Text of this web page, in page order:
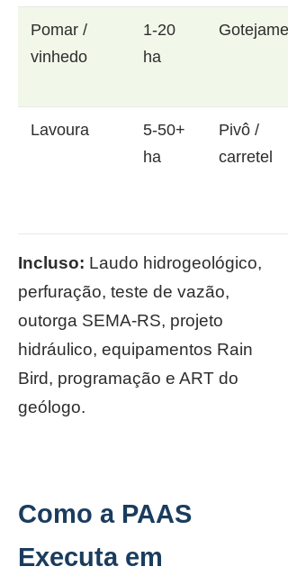
Pomar /
vinhedo
1-20
ha
Lavoura
5-50+
ha
Pivô /
carretel
Incluso: Laudo hidrogeológico,
perfuração, teste de vazão,
outorga SEMA-RS, projeto
hidráulico, equipamentos Rain
Bird, programação e ART do
geólogo.
Como a PAAS
Executa em